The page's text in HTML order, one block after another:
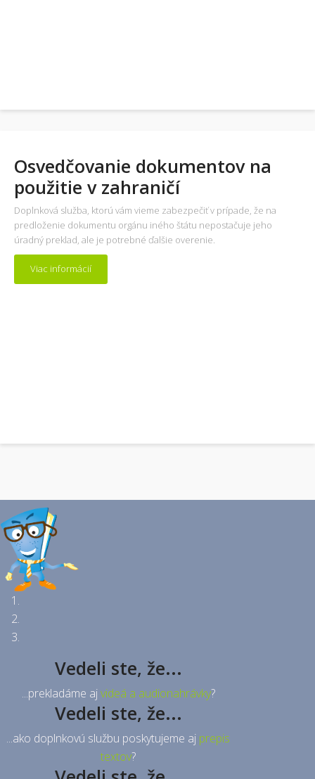
Osvedčovanie dokumentov na
použitie v zahraničí
Doplnková služba, ktorú vám vieme zabezpečiť v prípade, že na
predloženie dokumentu orgánu iného štátu nepostačuje jeho
úradný preklad, ale je potrebné ďalšie overenie.
Viac informácií
Vedeli ste, že...
...prekladáme ajvideá a audionahrávky?
Vedeli ste, že...
...ako doplnkovú službu poskytujeme aj prepis
textov?